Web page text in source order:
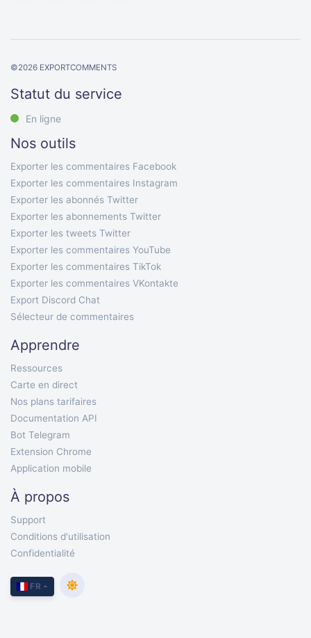
©2026 EXPORTCOMMENTS
Statut du service
En ligne
Nos outils
Exporter les commentaires Facebook
Exporter les commentaires Instagram
Exporter les abonnés Twitter
Exporter les abonnements Twitter
Exporter les tweets Twitter
Exporter les commentaires YouTube
Exporter les commentaires TikTok
Exporter les commentaires VKontakte
Export Discord Chat
Sélecteur de commentaires
Apprendre
Ressources
Carte en direct
Nos plans tarifaires
Documentation API
Bot Telegram
Extension Chrome
Application mobile
À propos
Support
Conditions d'utilisation
Confidentialité
FR